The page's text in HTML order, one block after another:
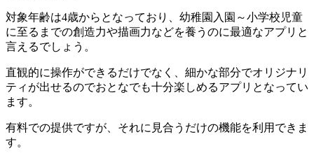
対象年齢は4歳からとなっており、幼稚園入園～小学校児童
に至るまでの創造力や描画力などを養うのに最適なアプリと
言えるでしょう。
直観的に操作ができるだけでなく、細かな部分でオリジナリ
ティが出せるのでおとなでも十分楽しめるアプリとなってい
ます。
有料での提供ですが、それに見合うだけの機能を利用できま
す。